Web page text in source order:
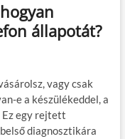
állapotát?
vagy csak
e a készülékeddel, a
Ez egy rejtett
diagnosztikára